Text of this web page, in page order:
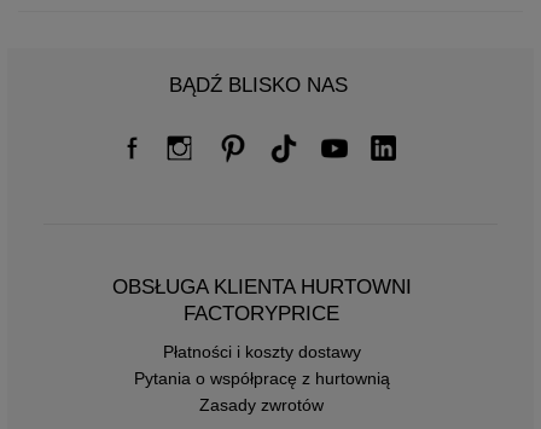
BĄDŹ BLISKO NAS
OBSŁUGA KLIENTA HURTOWNI
FACTORYPRICE
Płatności i koszty dostawy
Pytania o współpracę z hurtownią
Zasady zwrotów